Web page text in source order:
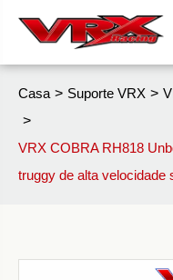
Casa Suporte VRX
VRX COBRA RH818
truggy de alta